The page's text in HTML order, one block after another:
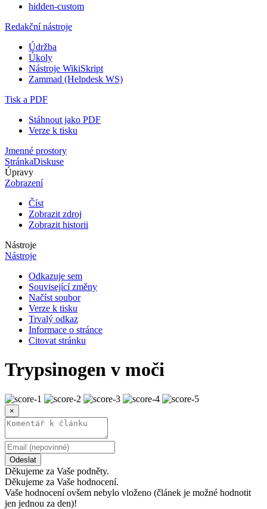
hidden-custom
Redakční nástroje
Údržba
Úkoly
Nástroje WikiSkript
Zammad (Helpdesk WS)
Tisk a PDF
Stáhnout jako PDF
Verze k tisku
Jmenné prostory
StránkaDiskuse
Úpravy
Zobrazení
Číst
Zobrazit zdroj
Zobrazit historii
Nástroje
Nástroje
Odkazuje sem
Související změny
Načíst soubor
Verze k tisku
Trvalý odkaz
Informace o stránce
Citovat stránku
Trypsinogen v moči
×
Odeslat
Děkujeme za Vaše podněty.
Děkujeme za Vaše hodnocení.
Vaše hodnocení ovšem nebylo vloženo (článek je možné hodnotit
jen jednou za den)!